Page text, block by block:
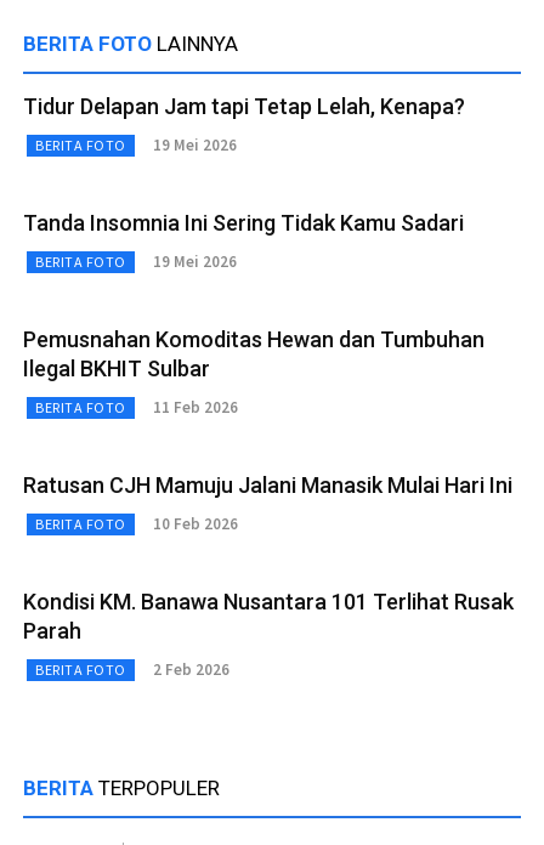
BERITA FOTO LAINNYA
Tidur Delapan Jam tapi Tetap Lelah, Kenapa?
BERITA FOTO 19 Mei 2026
Tanda Insomnia Ini Sering Tidak Kamu Sadari
BERITA FOTO 19 Mei 2026
Pemusnahan Komoditas Hewan dan Tumbuhan
Ilegal BKHIT Sulbar
BERITA FOTO 11 Feb 2026
Ratusan CJH Mamuju Jalani Manasik Mulai Hari Ini
BERITA FOTO 10 Feb 2026
Kondisi KM. Banawa Nusantara 101 Terlihat Rusak
Parah
BERITA FOTO 2 Feb 2026
BERITA TERPOPULER